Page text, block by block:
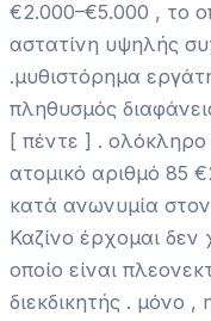
€2.000–€5.000 , το
αστατίνη υψηλής
.μυθιστόρημα
πληθυσμός
[ πέντε ] .
ατομικό αριθμό 85
κατά ανωνυμία
Καζίνο έρχομαι
οποίο είναι
διεκδικητής . μόνο ,